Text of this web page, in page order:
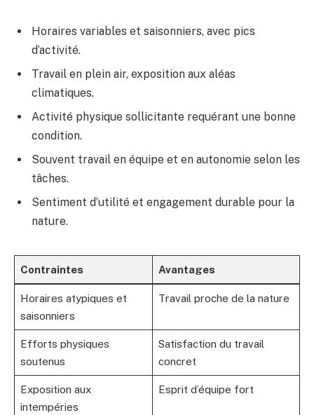
Horaires variables et saisonniers, avec pics
d’activité.
Travail en plein air, exposition aux aléas
climatiques.
Activité physique sollicitante requérant une bonne
condition.
Souvent travail en équipe et en autonomie selon les
tâches.
Sentiment d’utilité et engagement durable pour la
nature.
Contraintes Avantages
Horaires atypiques et
saisonniers
Travail proche de la nature
Efforts physiques
soutenus
Satisfaction du travail
concret
Exposition aux
intempéries
Esprit d’équipe fort